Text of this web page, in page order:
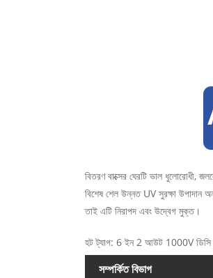
বিতরণ বাক্সের ঘেরটি ভাল ধুলোরোধী,
বিশেষ শেল উন্নত UV সুরক্ষা উপাদান
তাই এটি নিরাপদ এবং উদ্বেগ মুক্ত।
হট ট্যাগ: 6 ইন 2 আউট 1000V ডিসি
সম্পর্কিত বিভাগ